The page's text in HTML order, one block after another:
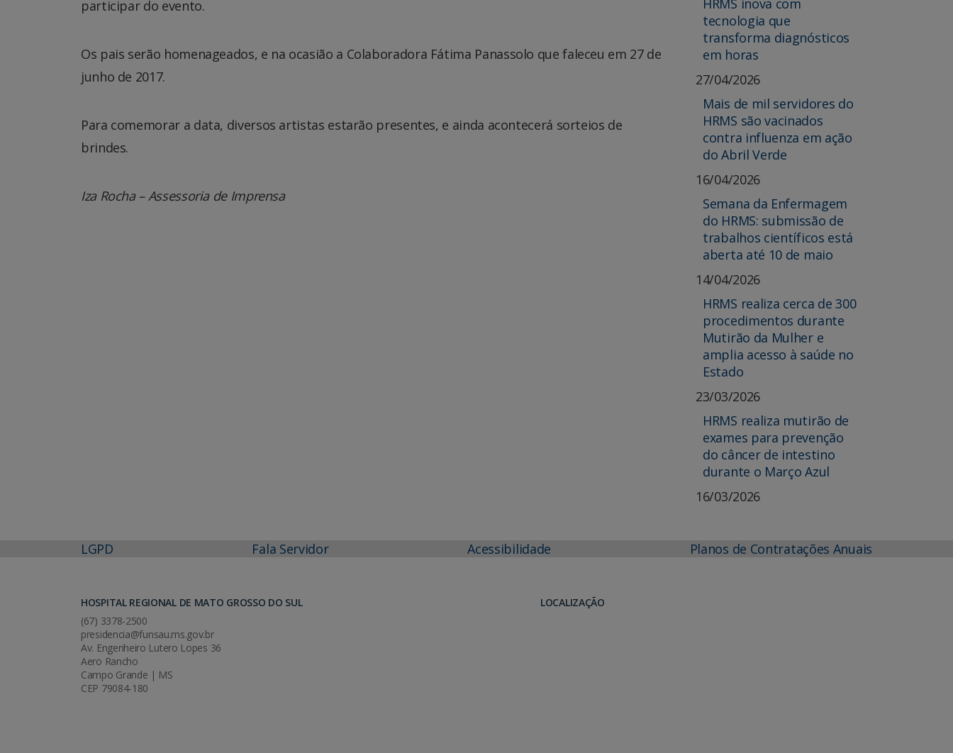
participar do evento.
Os pais serão homenageados, e na ocasião a Colaboradora Fátima Panassolo que faleceu em 27 de
junho de 2017.
Para comemorar a data, diversos artistas estarão presentes, e ainda acontecerá sorteios de
brindes.
Iza Rocha – Assessoria de Imprensa
tecnologia que
transforma diagnósticos
em horas
27/04/2026
Mais de mil servidores do
HRMS são vacinados
contra influenza em ação
do Abril Verde
16/04/2026
Semana da Enfermagem
do HRMS: submissão de
trabalhos científicos está
aberta até 10 de maio
14/04/2026
HRMS realiza cerca de 300
procedimentos durante
Mutirão da Mulher e
amplia acesso à saúde no
Estado
23/03/2026
HRMS realiza mutirão de
exames para prevenção
do câncer de intestino
durante o Março Azul
16/03/2026
LGPD Fala Servidor Acessibilidade Planos de Contratações Anuais
HOSPITAL REGIONAL DE MATO GROSSO DO SUL
(67) 3378-2500
presidencia@funsau.ms.gov.br
Av. Engenheiro Lutero Lopes 36
Aero Rancho
Campo Grande | MS
CEP 79084-180
LOCALIZAÇÃO